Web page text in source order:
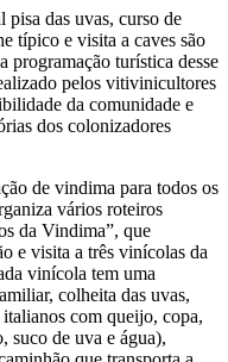
das uvas, curso de
típico e visita a caves são
programação turística desse
pelos vitivinicultores
da comunidade e
dos colonizadores
de vindima para todos os
vários roteiros
da Vindima”, que
e visita a três vinícolas da
vinícola tem uma
colheita das uvas,
com queijo, copa,
suco de uva e água),